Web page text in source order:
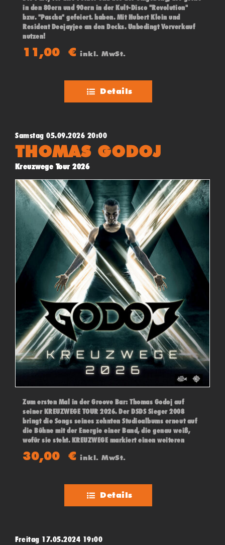
in den 80ern und 90ern in der Kult-Disco "Revolution"
bzw. "Pascha" gefeiert. haben. Mit Hubert Klein und
Resident Deejayjee an den Decks. Unbedingt Vorverkauf
nutzen!
11,00€ inkl. MwSt.
Details
Samstag 05.09.2026 20:00
THOMAS GODOJ
Kreuzwege Tour 2026
Zum ersten Mal in der Groove Bar: Thomas Godoj auf
seiner KREUZWEGE TOUR 2026. Der DSDS Sieger 2008
bringt die Songs seines zehnten Studioalbums erneut auf
die Bühne mit der Energie einer Band, die genau weiß,
wofür sie steht. KREUZWEGE markiert einen weiteren
konsequenten Schritt in der künstlerischen Entwicklung
des Musikers.
30,00€ inkl. MwSt.
Details
Freitag 17.05.2024 19:00